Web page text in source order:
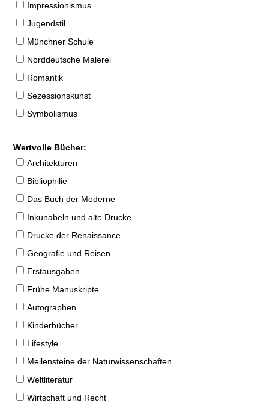
Impressionismus
Jugendstil
Münchner Schule
Norddeutsche Malerei
Romantik
Sezessionskunst
Symbolismus
Wertvolle Bücher:
Architekturen
Bibliophilie
Das Buch der Moderne
Inkunabeln und alte Drucke
Drucke der Renaissance
Geografie und Reisen
Erstausgaben
Frühe Manuskripte
Autographen
Kinderbücher
Lifestyle
Meilensteine der Naturwissenschaften
Weltliteratur
Wirtschaft und Recht